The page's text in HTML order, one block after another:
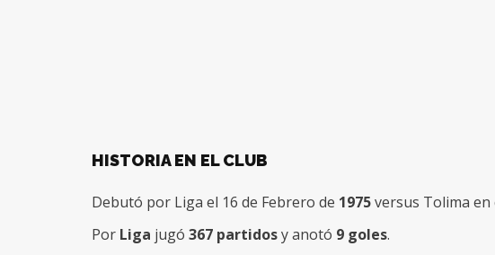
HISTORIA EN EL CLUB
Debutó por Liga el 16 de Febrero de 1975versus Tolima
Por Liga jugó 367 partidosy anotó 9 goles.